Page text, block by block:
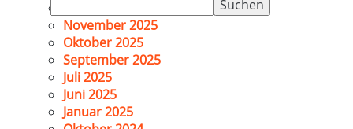
nach:
November 2025
Oktober 2025
September 2025
Juli 2025
Juni 2025
Januar 2025